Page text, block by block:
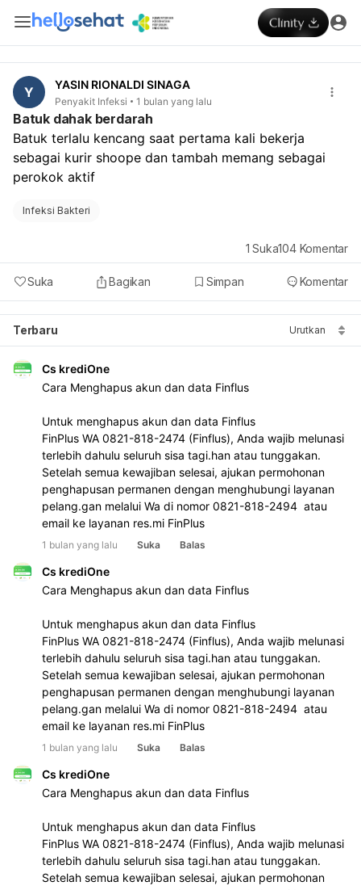
Y YASIN RIONALDI SINAGA
Penyakit Infeksi 1 bulan yang lalu
Batuk dahak berdarah
Batuk terlalu kencang saat pertama kali bekerja
sebagai kurir shoope dan tambah memang sebagai
perokok aktif
Infeksi Bakteri
Suka Bagikan Simpan Komentar
1 Suka104 Komentar
Terbaru Urutkan
Cs krediOne
Cara Menghapus akun dan data Finflus
Untuk menghapus akun dan data Finflus
FinPlus WA 0821-818-2474 (Finflus), Anda wajib melunasi
terlebih dahulu seluruh sisa tagi.han atau tunggakan.
Setelah semua kewajiban selesai, ajukan permohonan
penghapusan permanen dengan menghubungi layanan
pelang.gan melalui Wa di nomor 0821-818-2494  atau
email ke layanan res.mi FinPlus
1 bulan yang lalu Suka Balas
Cs krediOne
Cara Menghapus akun dan data Finflus
Untuk menghapus akun dan data Finflus
FinPlus WA 0821-818-2474 (Finflus), Anda wajib melunasi
terlebih dahulu seluruh sisa tagi.han atau tunggakan.
Setelah semua kewajiban selesai, ajukan permohonan
penghapusan permanen dengan menghubungi layanan
pelang.gan melalui Wa di nomor 0821-818-2494  atau
email ke layanan res.mi FinPlus
1 bulan yang lalu Suka Balas
Cs krediOne
Cara Menghapus akun dan data Finflus
Untuk menghapus akun dan data Finflus
FinPlus WA 0821-818-2474 (Finflus), Anda wajib melunasi
terlebih dahulu seluruh sisa tagi.han atau tunggakan.
Setelah semua kewajiban selesai, ajukan permohonan